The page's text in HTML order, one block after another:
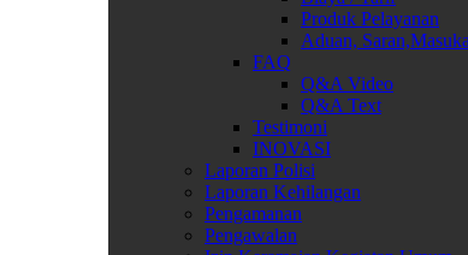
Produk Pelayanan
Aduan,
FAQ
Q&A Video
Q&A Text
Testimoni
INOVASI
Laporan Polisi
Laporan Kehilangan
Pengamanan
Pengawalan